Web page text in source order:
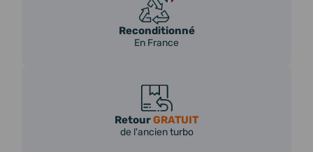
Reconditionné
En France
RetourGRATUIT
de l'ancien turbo